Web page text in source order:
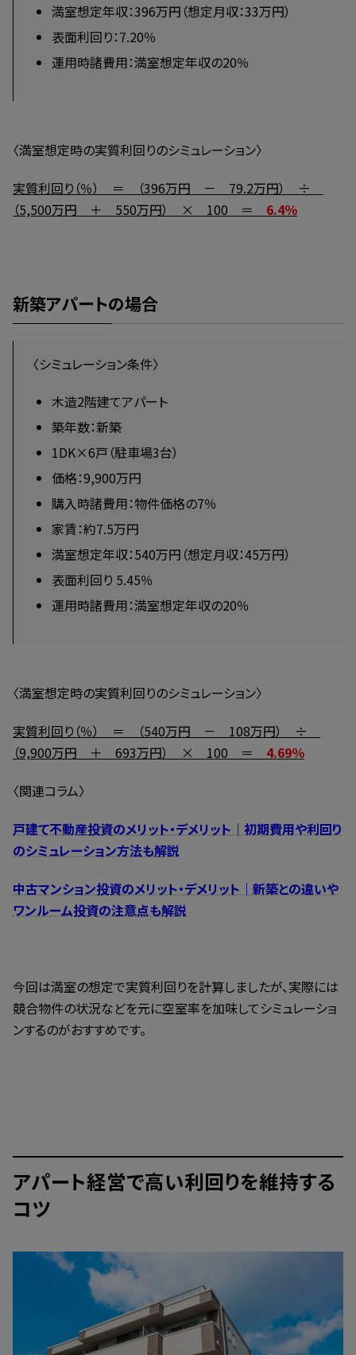
満室想定年収：396万円（想定月収：33万円）
表面利回り：7.20％
運用時諸費用：満室想定年収の20％
〈満室想定時の実質利回りのシミュレーション〉
実質利回り（％） ＝ （396万円 － 79.2万円） ÷
（5,500万円 ＋ 550万円） × 100 ＝ 6.4％
新築アパートの場合
〈シミュレーション条件〉
木造2階建てアパート
築年数：新築
1DK×6戸（駐車場3台）
価格：9,900万円
購入時諸費用：物件価格の7％
家賃：約7.5万円
満室想定年収：540万円（想定月収：45万円）
表面利回り 5.45％
運用時諸費用：満室想定年収の20％
〈満室想定時の実質利回りのシミュレーション〉
実質利回り（％） ＝ （540万円 － 108万円） ÷
（9,900万円 ＋ 693万円） × 100 ＝ 4.69％
〈関連コラム〉
戸建て不動産投資のメリット・デメリット｜初期費用や利回り
のシミュレーション方法も解説
中古マンション投資のメリット・デメリット｜新築との違いや
ワンルーム投資の注意点も解説
今回は満室の想定で実質利回りを計算しましたが、実際には
競合物件の状況などを元に空室率を加味してシミュレーショ
ンするのがおすすめです。
アパート経営で高い利回りを維持する
コツ